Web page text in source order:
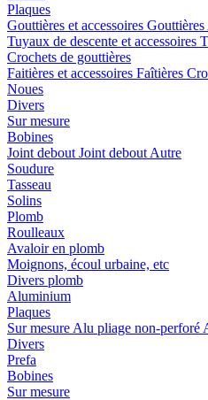
Plaques
Gouttières et accessoires Gouttières
Tuyaux de descente et accessoires
Crochets de gouttières
Faitières et accessoires Faîtières
Noues
Divers
Sur mesure
Bobines
Joint debout Joint debout Autre
Soudure
Tasseau
Solins
Plomb
Roulleaux
Avaloir en plomb
Moignons, écoul urbaine, etc
Divers plomb
Aluminium
Plaques
Sur mesure Alu pliage non-perforé
Divers
Prefa
Bobines
Sur mesure